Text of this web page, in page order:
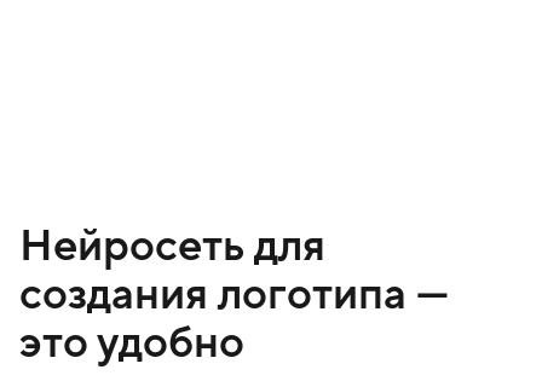
Нейросеть для
создания логотипа —
это удобно